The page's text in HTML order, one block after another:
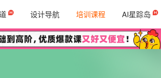
设计导航 培训课程 AI星踪岛